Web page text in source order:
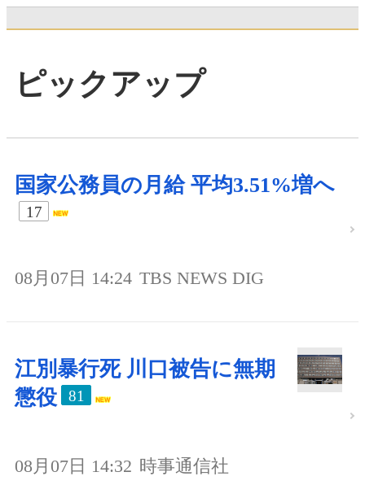
ピックアップ
国家公務員の月給 平均3.51%増へ
17
08月07日 14:24 TBS NEWS DIG
江別暴行死 川口被告に無期
懲役
81
08月07日 14:32 時事通信社